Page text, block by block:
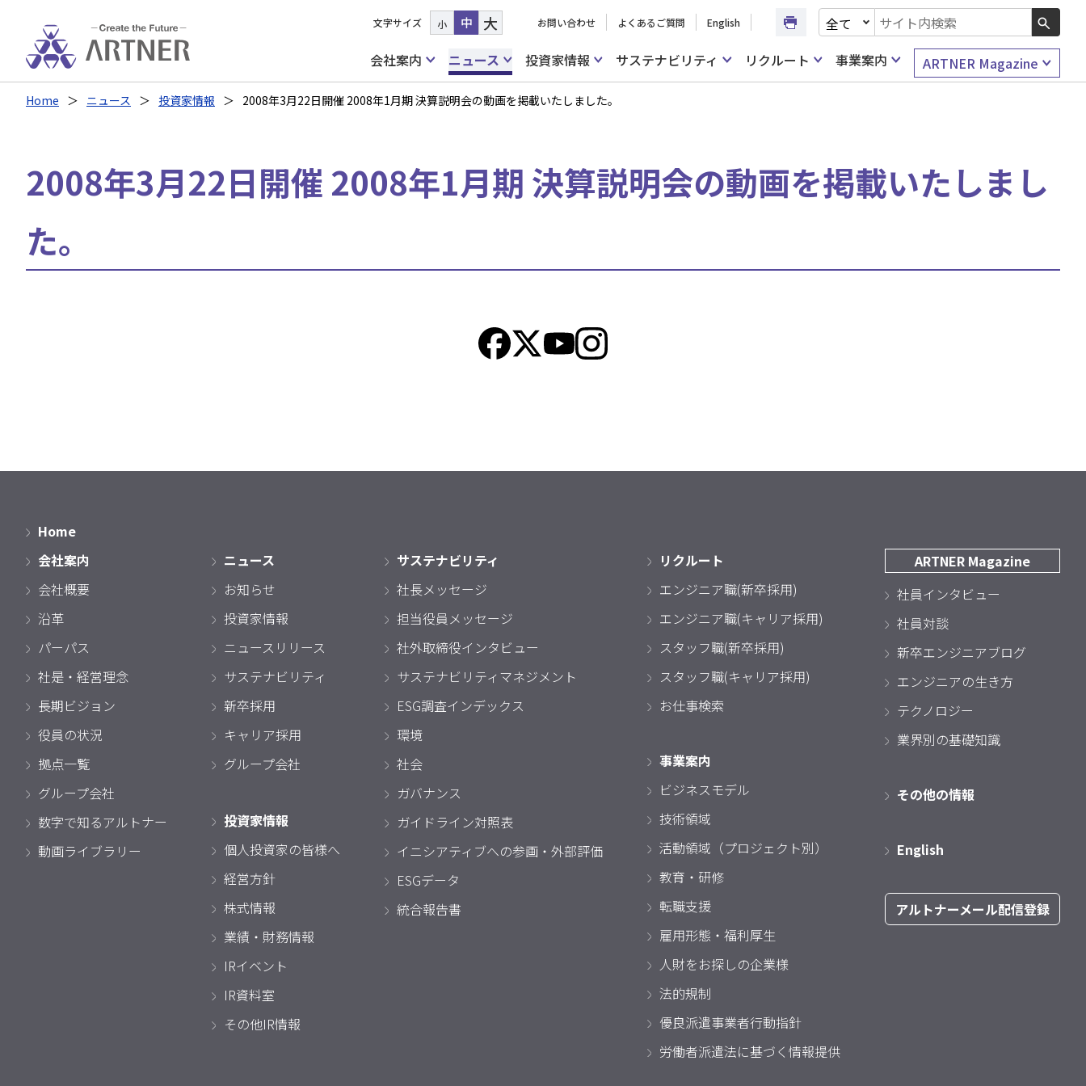
文字サイズ 小 中 大 お問い合わせ よくあるご質問 English
文書種別を選択
検索キーワード入力
会社案内
ニュース 投資家情報 サステナビリティ リクルート 事業案内 ARTNER Magazine
Home ニュース 投資家情報 2008年3月22日開催 2008年1月期 決算説明会の動画を掲載いたしました。
2008年3月22日開催 2008年1月期 決算説明会の動画を掲載いたしまし
た。
Home
会社案内
会社概要
沿革
パーパス
社是・経営理念
長期ビジョン
役員の状況
拠点一覧
グループ会社
数字で知るアルトナー
動画ライブラリー
ニュース
お知らせ
投資家情報
ニュースリリース
サステナビリティ
新卒採用
キャリア採用
グループ会社
投資家情報
個人投資家の皆様へ
経営方針
株式情報
業績・財務情報
IRイベント
IR資料室
その他IR情報
サステナビリティ
社長メッセージ
担当役員メッセージ
社外取締役インタビュー
サステナビリティマネジメント
ESG調査インデックス
環境
社会
ガバナンス
ガイドライン対照表
イニシアティブへの参画・外部評価
ESGデータ
統合報告書
リクルート
エンジニア職(新卒採用)
エンジニア職(キャリア採用)
スタッフ職(新卒採用)
スタッフ職(キャリア採用)
お仕事検索
事業案内
ビジネスモデル
技術領域
活動領域（プロジェクト別）
教育・研修
転職支援
雇用形態・福利厚生
人財をお探しの企業様
法的規制
優良派遣事業者行動指針
労働者派遣法に基づく情報提供
ARTNER Magazine
社員インタビュー
社員対談
新卒エンジニアブログ
エンジニアの生き方
テクノロジー
業界別の基礎知識
その他の情報
English
アルトナーメール配信登録